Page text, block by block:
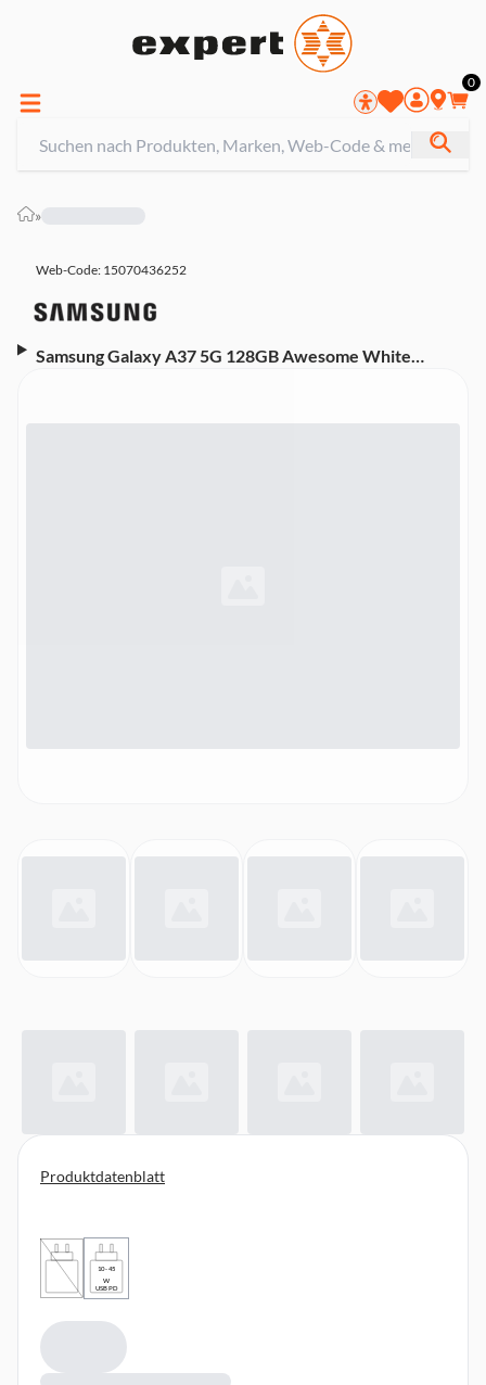
0
»
Web-Code: 15070436252
Samsung Galaxy A37 5G 128GB Awesome White
Produktdatenblatt
10 - 45
W
USB PD